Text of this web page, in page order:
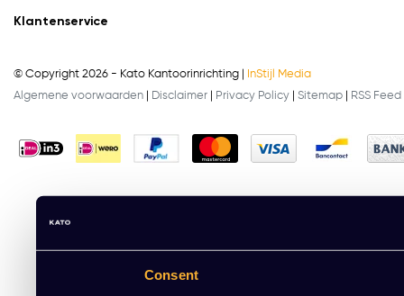
Consent
Klantenservice
© Copyright 2026 - Kato Kantoorinrichting |
InStijl Media
Algemene voorwaarden
Disclaimer Privacy Policy Sitemap RSS Feed